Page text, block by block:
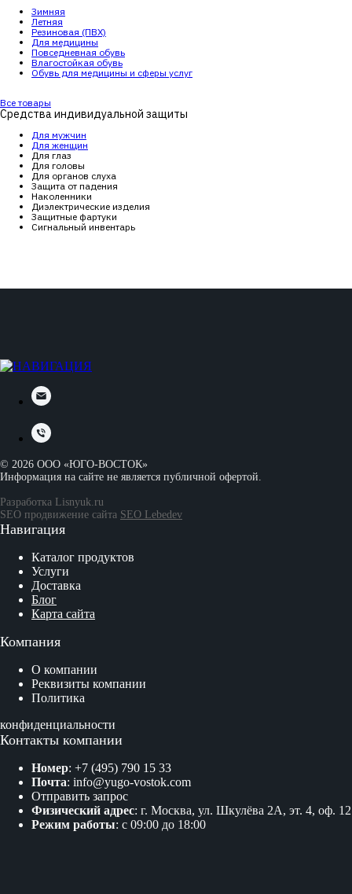
Зимняя
Летняя
Резиновая (ПВХ)
Для медицины
Повседневная обувь
Влагостойкая обувь
Обувь для медицины и сферы услуг
Все товары
Средства индивидуальной защиты
Для мужчин
Для женщин
Для глаз
Для головы
Для органов слуха
Защита от падения
Наколенники
Диэлектрические изделия
Защитные фартуки
Сигнальный инвентарь
© 2026 ООО «ЮГО-ВОСТОК»
Информация на сайте не является публичной офертой.
Разработка Lisnyuk.ru
SEO продвижение сайта SEO Lebedev
Навигация
Каталог продуктов
Услуги
Доставка
Блог
Карта сайта
Компания
О компании
Реквизиты компании
Политика
конфиденциальности
Контакты компании
Номер: +7 (495) 790 15 33
Почта: info@yugo-vostok.com
Отправить запрос
Физический адрес: г. Москва, ул. Шкулёва 2А, эт. 4, оф. 12
Режим работы: с 09:00 до 18:00